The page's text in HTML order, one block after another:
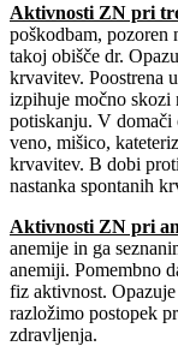
Aktivnosti ZN pri
poškodbam, pozoren
takoj obišče dr.
krvavitev. Poostrena
izpihuje močno skozi
potiskanju. V domači
veno, mišico,
krvavitev. B dobi
nastanka spontanih
Aktivnosti ZN pri
anemije in ga
anemiji. Pomembno
fiz aktivnost.
razložimo postopek
zdravljenja.